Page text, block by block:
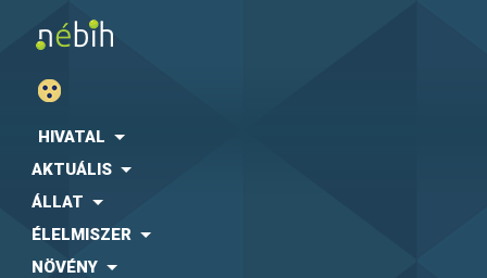
HIVATAL
AKTUÁLIS
ÁLLAT
ÉLELMISZER
NÖVÉNY